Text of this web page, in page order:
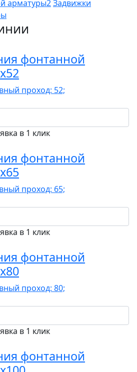
арматуры2Задвижки
фонтанной
проход: 52;
в 1 клик
фонтанной
проход: 65;
в 1 клик
фонтанной
проход: 80;
в 1 клик
фонтанной